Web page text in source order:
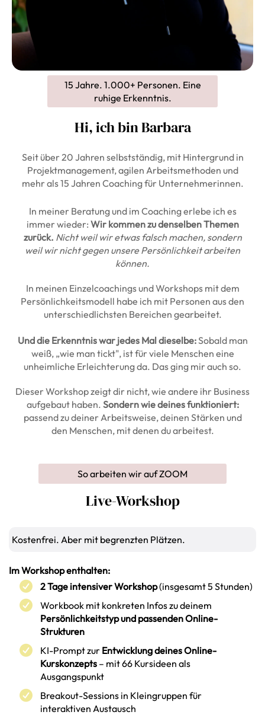
15 Jahre. 1.000+ Personen. Eine
ruhige Erkenntnis.
Hi, ich bin Barbara
Seit über 20 Jahren selbstständig, mit Hintergrund in
Projektmanagement, agilen Arbeitsmethoden und
mehr als 15 Jahren Coaching für Unternehmerinnen.
In meiner Beratung und im Coaching erlebe ich es
immer wieder: Wir kommen zu denselben Themen
zurück. Nicht weil wir etwas falsch machen, sondern
weil wir nicht gegen unsere Persönlichkeit arbeiten
können.
In meinen Einzelcoachings und Workshops mit dem
Persönlichkeitsmodell habe ich mit Personen aus den
unterschiedlichsten Bereichen gearbeitet.
Und die Erkenntnis war jedes Mal dieselbe:Sobald man
weiß, „wie man tickt", ist für viele Menschen eine
unheimliche Erleichterung da. Das ging mir auch so.
Dieser Workshop zeigt dir nicht, wie andere ihr Business
aufgebaut haben. Sondern wie deines funktioniert:
passend zu deiner Arbeitsweise, deinen Stärken und
den Menschen, mit denen du arbeitest.
So arbeiten wir auf ZOOM
Live-Workshop
Kostenfrei. Aber mit begrenzten Plätzen.
Im Workshop enthalten:
2 Tage intensiver Workshop(insgesamt 5 Stunden)
Workbook mit konkreten Infos zu deinem
Persönlichkeitstyp und passenden Online-
Strukturen
KI-Prompt zur Entwicklung deines Online-
Kurskonzepts– mit 66 Kursideen als
Ausgangspunkt
Breakout-Sessions in Kleingruppen für
interaktiven Austausch